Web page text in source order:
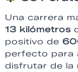
Una carrera
13 kilómetros
positivo de
perfecto para
disfrutar de la